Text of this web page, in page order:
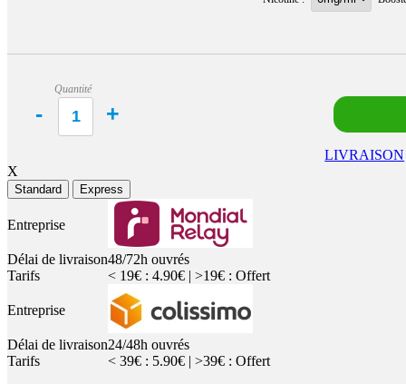
Quantité
LIVRAISON
X
Standard Express
Entreprise
Délai de livraison48/72h ouvrés
Tarifs
< 19€ : 4.90€ | >19€ : Offert
Entreprise
Délai de livraison24/48h ouvrés
Tarifs
< 39€ : 5.90€ | >39€ : Offert